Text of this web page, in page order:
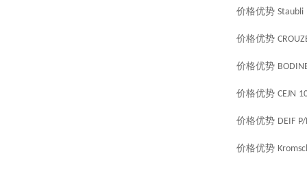
价格优势 Staubli
价格优势
价格优势
价格优势 CEJN
价格优势 DEIF
价格优势